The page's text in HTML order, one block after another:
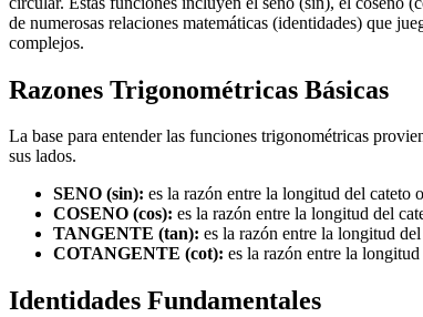
de numerosas relaciones matemáticas (identidades) que
complejos.
Razones Trigonométricas Básicas
La base para entender las funciones trigonométricas
sus lados.
SENO (sin): es la razón entre la longitud del cateto
COSENO (cos): es la razón entre la longitud del
TANGENTE (tan): es la razón entre la longitud
COTANGENTE (cot): es la razón entre la
Identidades Fundamentales